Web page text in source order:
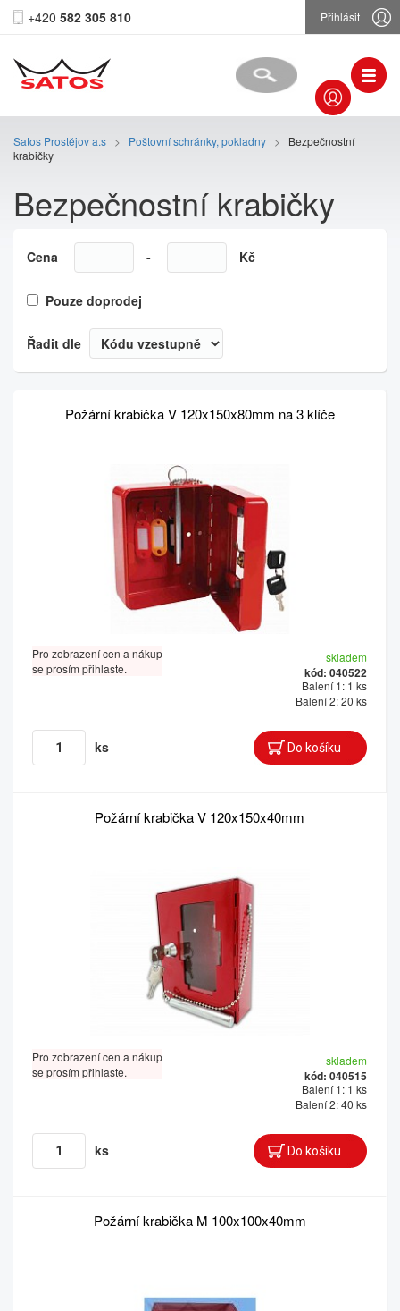
+420 582 305 810 Přihlásit
Satos Prostějov a.s > Poštovní schránky, pokladny >
Bezpečnostní
krabičky
Bezpečnostní krabičky
Cena - Kč
Pouze doprodej
Řadit dle
Požární krabička V 120x150x80mm na 3 klíče
Pro zobrazení cen a nákup
se prosím přihlaste.
skladem
kód: 040522
Balení 1: 1 ks
Balení 2: 20 ks
ks
Požární krabička V 120x150x40mm
Pro zobrazení cen a nákup
se prosím přihlaste.
skladem
kód: 040515
Balení 1: 1 ks
Balení 2: 40 ks
ks
Požární krabička M 100x100x40mm